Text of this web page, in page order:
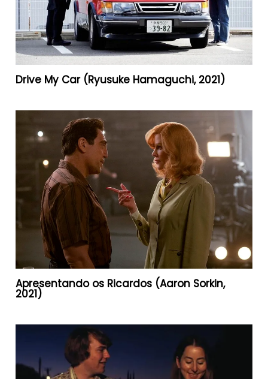
Drive My Car (Ryusuke Hamaguchi, 2021)
Apresentando os Ricardos (Aaron Sorkin,
2021)